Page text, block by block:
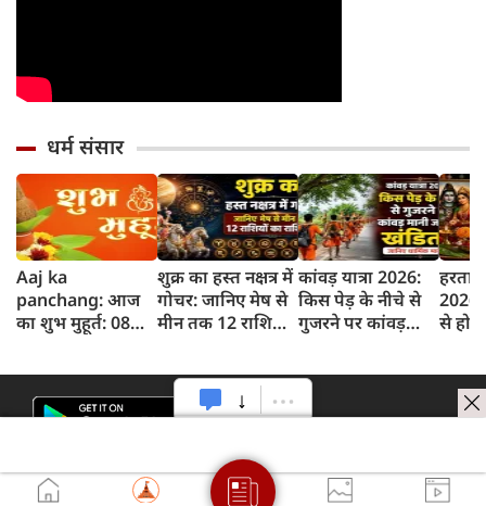
धर्म संसार
Aaj ka
panchang: आज
का शुभ मुहूर्त: 08
और शुभ समय
शुक्र का हस्त नक्षत्र में
गोचर: जानिए मेष से
मीन तक 12 राशियों
कांवड़ यात्रा 2026:
किस पेड़ के नीचे से
गुजरने पर कांवड़
मान्यता
2026:
से